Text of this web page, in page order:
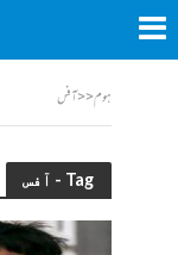
ہوم<<آفس
Tag - آفس